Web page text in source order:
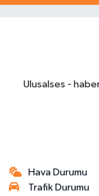
Ulusalses -
Hava Durumu
Trafik Durumu